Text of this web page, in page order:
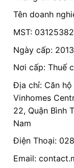
Tên doanh
MST:
Ngày cấp:
Nơi cấp: Thuế
Địa chỉ: Căn
Vinhomes
22, Quận Bình
Nam
Điện Thoại:
Email: